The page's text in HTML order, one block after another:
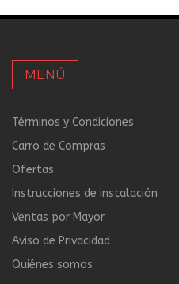
MENÚ
Términos y Condiciones
Carro de Compras
Ofertas
Instrucciones de instalación
Ventas por Mayor
Aviso de Privacidad
Quiénes somos